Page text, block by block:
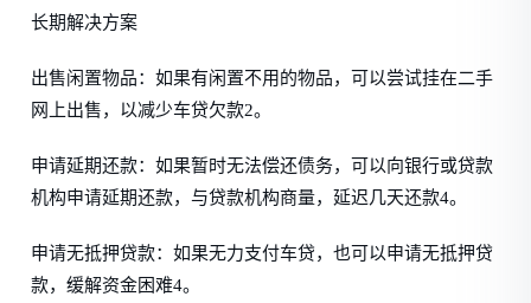
长期解决方案
出售闲置物品：如果有闲置不用的物品，可以尝试挂在二手
网上出售，以减少车贷欠款2。
申请延期还款：如果暂时无法偿还债务，可以向银行或贷款
机构申请延期还款，与贷款机构商量，延迟几天还款4。
申请无抵押贷款：如果无力支付车贷，也可以申请无抵押贷
款，缓解资金困难4。